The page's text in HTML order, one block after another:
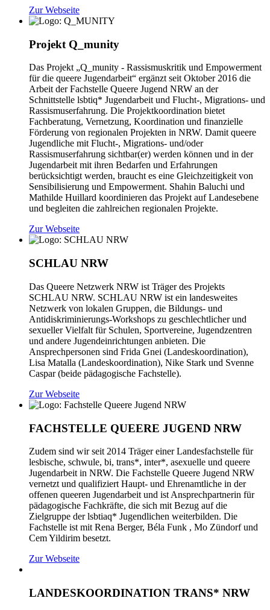
Zur Webseite
Projekt Q_munity
Das Projekt „Q_munity - Rassismuskritik und Empowerment
für die queere Jugendarbeit“ ergänzt seit Oktober 2016 die
Arbeit der Fachstelle Queere Jugend NRW an der
Schnittstelle lsbtiq* Jugendarbeit und Flucht-, Migrations- und
Rassismuserfahrung. Die Projektkoordination bietet
Fachberatung, Vernetzung, Koordination und finanzielle
Förderung von regionalen Projekten in NRW. Damit queere
Jugendliche mit Flucht-, Migrations- und/oder
Rassismuserfahrung sichtbar(er) werden können und in der
Jugendarbeit mit ihren Bedarfen und Erfahrungen
berücksichtigt werden, braucht es eine Gleichzeitigkeit von
Sensibilisierung und Empowerment. Shahin Baluchi und
Mathilde Huillard koordinieren das Projekt auf Landesebene
und begleiten die zahlreichen regionalen Projekte.
Zur Webseite
SCHLAU NRW
Das Queere Netzwerk NRW ist Träger des Projekts
SCHLAU NRW. SCHLAU NRW ist ein landesweites
Netzwerk von lokalen Gruppen, die Bildungs- und
Antidiskriminierungs-Workshops zu geschlechtlicher und
sexueller Vielfalt für Schulen, Sportvereine, Jugendzentren
und andere Jugendeinrichtungen anbieten. Die
Ansprechpersonen sind Frida Gnei (Landeskoordination),
Lisa Matalla (Landeskoordination), Nike Stark und Svenne
Caspar (beide pädagogische Fachstelle).
Zur Webseite
FACHSTELLE QUEERE JUGEND NRW
Zudem sind wir seit 2014 Träger einer Landesfachstelle für
lesbische, schwule, bi, trans*, inter*, asexuelle und queere
Jugendarbeit in NRW. Die Fachstelle Queere Jugend NRW
vernetzt und qualifiziert Haupt- und Ehrenamtliche in der
offenen queeren Jugendarbeit und ist Ansprechpartnerin für
pädagogische Fachkräfte, die sich mit Bezug auf die
Zielgruppe der lsbtiaq* Jugendlichen weiterbilden. Die
Fachstelle ist mit Rena Berger, Béla Funk , Mo Zündorf und
Cem Yildirim besetzt.
Zur Webseite
LANDESKOORDINATION TRANS* NRW